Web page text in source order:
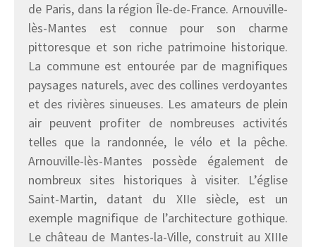
de Paris, dans la région Île-de-France. Arnouville-
lès-Mantes est connue pour son charme
pittoresque et son riche patrimoine historique.
La commune est entourée par de magnifiques
paysages naturels, avec des collines verdoyantes
et des rivières sinueuses. Les amateurs de plein
air peuvent profiter de nombreuses activités
telles que la randonnée, le vélo et la pêche.
Arnouville-lès-Mantes possède également de
nombreux sites historiques à visiter. L’église
Saint-Martin, datant du XIIe siècle, est un
exemple magnifique de l’architecture gothique.
Le château de Mantes-la-Ville, construit au XIIIe